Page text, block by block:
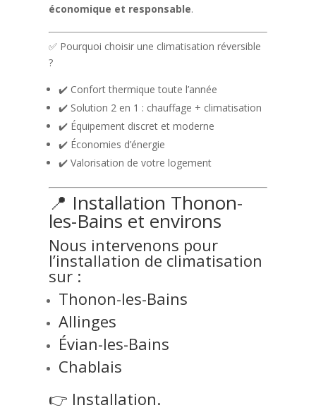
économique et responsable.
✅ Pourquoi choisir une climatisation réversible
?
✔️ Confort thermique toute l’année
✔️ Solution 2 en 1 : chauffage + climatisation
✔️ Équipement discret et moderne
✔️ Économies d’énergie
✔️ Valorisation de votre logement
📍 Installation Thonon-
les-Bains et environs
Nous intervenons pour
l’installation de climatisation
sur :
Thonon-les-Bains
Allinges
Évian-les-Bains
Chablais
👉 Installation.